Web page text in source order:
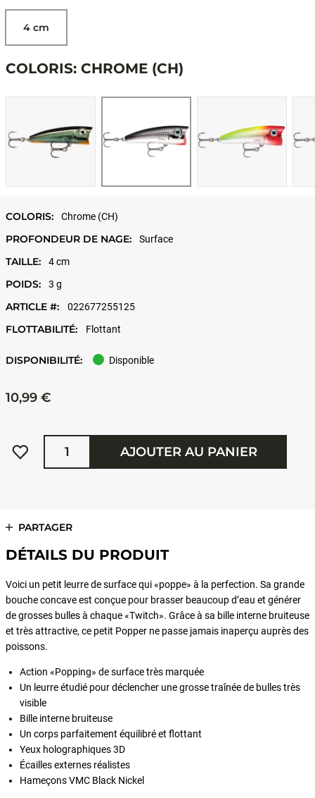
4 cm
COLORIS: CHROME (CH)
COLORIS: Chrome (CH)
PROFONDEUR DE NAGE: Surface
TAILLE: 4 cm
POIDS: 3 g
ARTICLE #: 022677255125
FLOTTABILITÉ: Flottant
DISPONIBILITÉ: Disponible
10,99 €
Quantité
AJOUTER AU PANIER
PARTAGER
DÉTAILS DU PRODUIT
Voici un petit leurre de surface qui «poppe» à la perfection. Sa grande
bouche concave est conçue pour brasser beaucoup d’eau et générer
de grosses bulles à chaque «Twitch». Grâce à sa bille interne bruiteuse
et très attractive, ce petit Popper ne passe jamais inaperçu auprès des
poissons.
Action «Popping» de surface très marquée
Un leurre étudié pour déclencher une grosse traînée de bulles très
visible
Bille interne bruiteuse
Un corps parfaitement équilibré et flottant
Yeux holographiques 3D
Écailles externes réalistes
Hameçons VMC Black Nickel